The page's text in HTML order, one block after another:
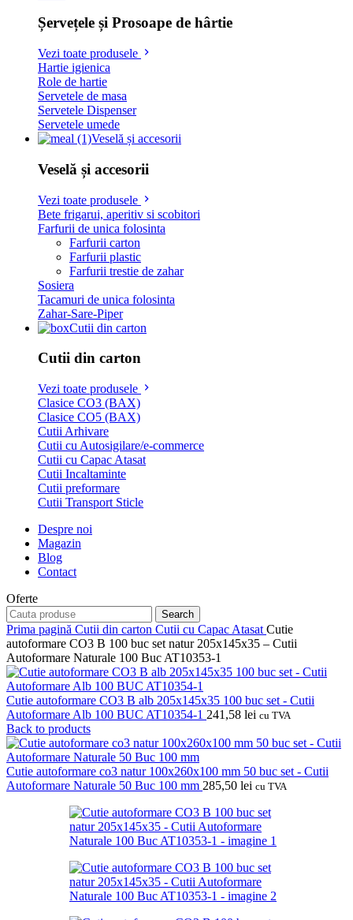
Șervețele și Prosoape de hârtie
Vezi toate produsele
Hartie igienica
Role de hartie
Servetele de masa
Servetele Dispenser
Servetele umede
Veselă și accesorii
Veselă și accesorii
Vezi toate produsele
Bete frigarui, aperitiv si scobitori
Farfurii de unica folosinta
Farfurii carton
Farfurii plastic
Farfurii trestie de zahar
Sosiera
Tacamuri de unica folosinta
Zahar-Sare-Piper
Cutii din carton
Cutii din carton
Vezi toate produsele
Clasice CO3 (BAX)
Clasice CO5 (BAX)
Cutii Arhivare
Cutii cu Autosigilare/e-commerce
Cutii cu Capac Atasat
Cutii Incaltaminte
Cutii preformare
Cutii Transport Sticle
Despre noi
Magazin
Blog
Contact
Oferte
Search
Prima pagină Cutii din carton Cutii cu Capac Atasat Cutie
autoformare CO3 B 100 buc set natur 205x145x35 – Cutii
Autoformare Naturale 100 Buc AT10353-1
Cutie autoformare CO3 B alb 205x145x35 100 buc set - Cutii
Autoformare Alb 100 BUC AT10354-1 241,58 lei cu TVA
Back to products
Cutie autoformare co3 natur 100x260x100 mm 50 buc set - Cutii
Autoformare Naturale 50 Buc 100 mm 285,50 lei cu TVA